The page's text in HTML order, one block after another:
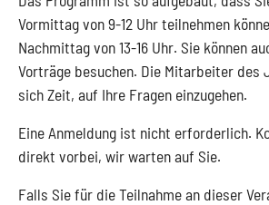
Vormittag von 9-12 Uhr teilnehmen
Nachmittag von 13-16 Uhr. Sie können
Vorträge besuchen. Die Mitarbeiter des
sich Zeit, auf Ihre Fragen einzugehen.
Eine Anmeldung ist nicht erforderlich.
direkt vorbei, wir warten auf Sie.
Falls Sie für die Teilnahme an dieser